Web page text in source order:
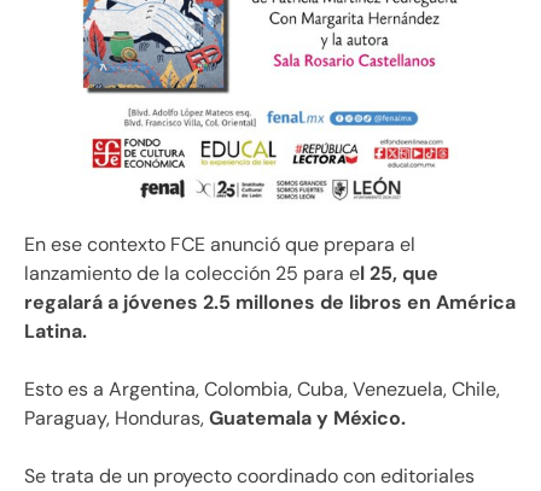
En ese contexto FCE anunció que prepara el
lanzamiento de la colección 25 para el 25, que
regalará a jóvenes 2.5 millones de libros en América
Latina.
Esto es a Argentina, Colombia, Cuba, Venezuela, Chile,
Paraguay, Honduras,Guatemala y México.
Se trata de un proyecto coordinado con editoriales